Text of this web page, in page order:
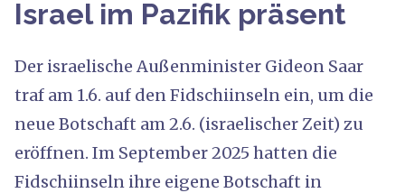
Israel im Pazifik präsent
Der israelische Außenminister Gideon Saar
traf am 1.6. auf den Fidschiinseln ein, um die
neue Botschaft am 2.6. (israelischer Zeit) zu
eröffnen. Im September 2025 hatten die
Fidschiinseln ihre eigene Botschaft in